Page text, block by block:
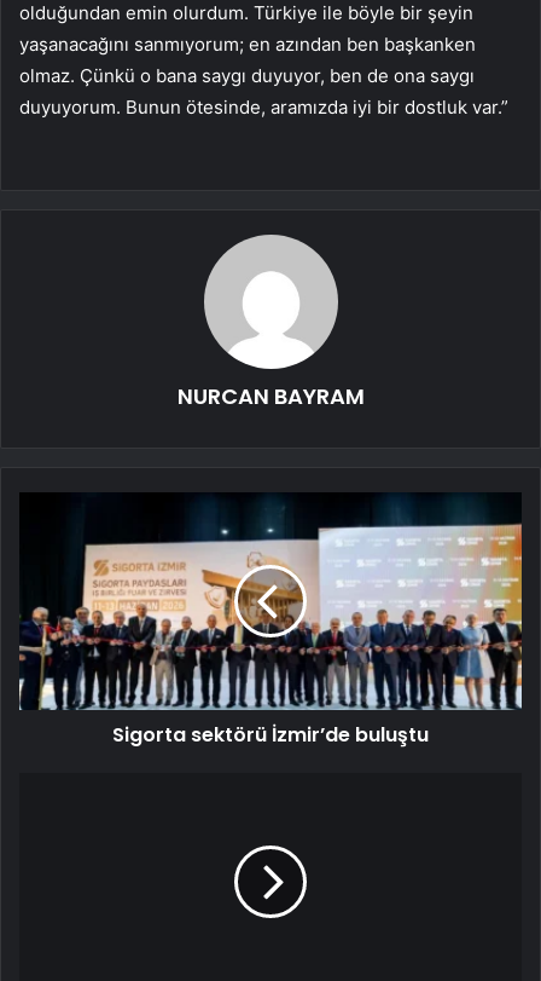
olduğundan emin olurdum. Türkiye ile böyle bir şeyin
yaşanacağını sanmıyorum; en azından ben başkanken
olmaz. Çünkü o bana saygı duyuyor, ben de ona saygı
duyuyorum. Bunun ötesinde, aramızda iyi bir dostluk var.”
NURCAN BAYRAM
Sigorta sektörü İzmir’de buluştu